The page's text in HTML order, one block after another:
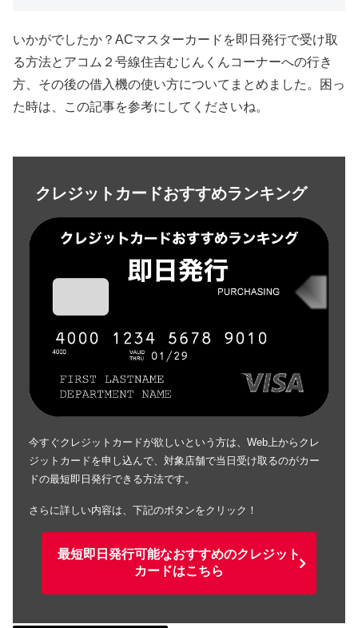
いかがでしたか？ACマスターカードを即日発行で受け取
る方法とアコム２号線住吉むじんくんコーナーへの行き
方、その後の借入機の使い方についてまとめました。困っ
た時は、この記事を参考にしてくださいね。
クレジットカードおすすめランキング
今すぐクレジットカードが欲しいという方は、Web上からクレ
ジットカードを申し込んで、対象店舗で当日受け取るのがカー
ドの最短即日発行できる方法です。
さらに詳しい内容は、下記のボタンをクリック！
最短即日発行可能なおすすめのクレジット
カードはこちら